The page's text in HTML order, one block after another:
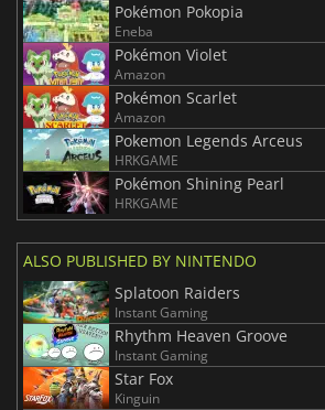
Pokémon Pokopia
Eneba
Pokémon Violet
Amazon
Pokémon Scarlet
Amazon
Pokemon Legends Arceus
HRKGAME
Pokémon Shining Pearl
HRKGAME
ALSO PUBLISHED BY NINTENDO
Splatoon Raiders
Instant Gaming
Rhythm Heaven Groove
Instant Gaming
Star Fox
Kinguin